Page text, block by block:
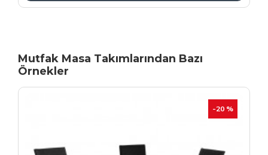
Mutfak Masa Takımlarından Bazı
Örnekler
İNDIRIM
-20 %